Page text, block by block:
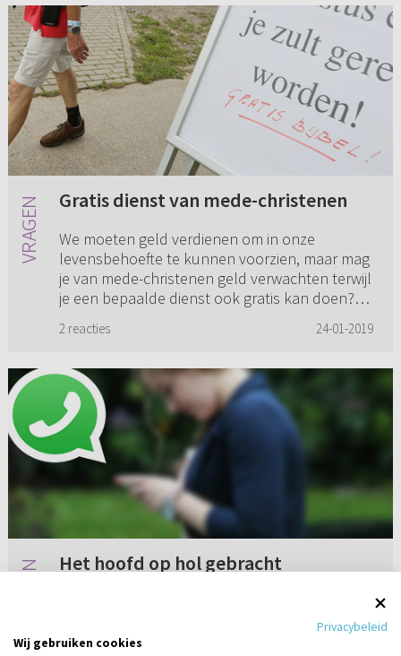
Gratis dienst van mede-christenen
We moeten geld verdienen om in onze
levensbehoefte te kunnen voorzien, maar mag
je van mede-christenen geld verwachten terwijl
je een bepaalde dienst ook gratis kan doen?
2 reacties 24-01-2019
Het hoofd op hol gebracht
jongeman op wie ik erg verliefd ben. We
hebben elkaar leren kennen tijdens een
Privacybeleid
Wij gebruiken cookies